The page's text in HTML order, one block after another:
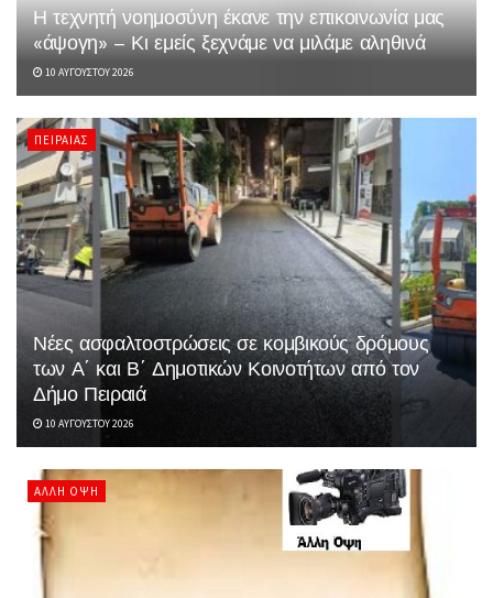
Η τεχνητή νοημοσύνη έκανε την επικοινωνία μας
«άψογη» – Κι εμείς ξεχνάμε να μιλάμε αληθινά
10 ΑΥΓΟΎΣΤΟΥ 2026
ΠΕΙΡΑΙΆΣ
Νέες ασφαλτοστρώσεις σε κομβικούς δρόμους
των Α΄ και Β΄ Δημοτικών Κοινοτήτων από τον
Δήμο Πειραιά
10 ΑΥΓΟΎΣΤΟΥ 2026
ΆΛΛΗ ΌΨΗ